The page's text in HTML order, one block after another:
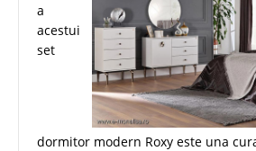
a
acestui
set
dormitor modern Roxy este una